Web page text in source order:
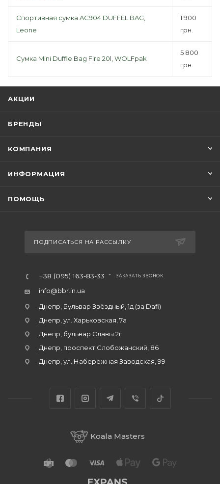
Спортивная сумка AC904 DUFFEL BAG,
Leone
1 900
грн.
Сумка Mini Duffle Bag Fire 20l, WOLFpak
5 800
грн.
АКЦИИ
БРЕНДЫ
КОМПАНИЯ
ИНФОРМАЦИЯ
ПОМОЩЬ
ПОДПИСАТЬСЯ НА РАССЫЛКУ
+38 (095) 163-83-33 ЗАКАЗАТЬ ЗВОНОК
info@bbr.in.ua
Днепр, Бульвар Звёздный, 1д (за Dafi)
Днепр, ул. Харьковская, 7а
Днепр, бульвар Славы 2г
Днепр, проспект Слобожанский, 86
Днепр, ул. Набережная Заводская, 99
Koala Masters